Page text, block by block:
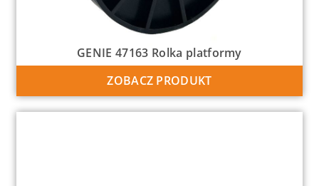
GENIE 47163 Rolka platformy
ZOBACZ PRODUKT